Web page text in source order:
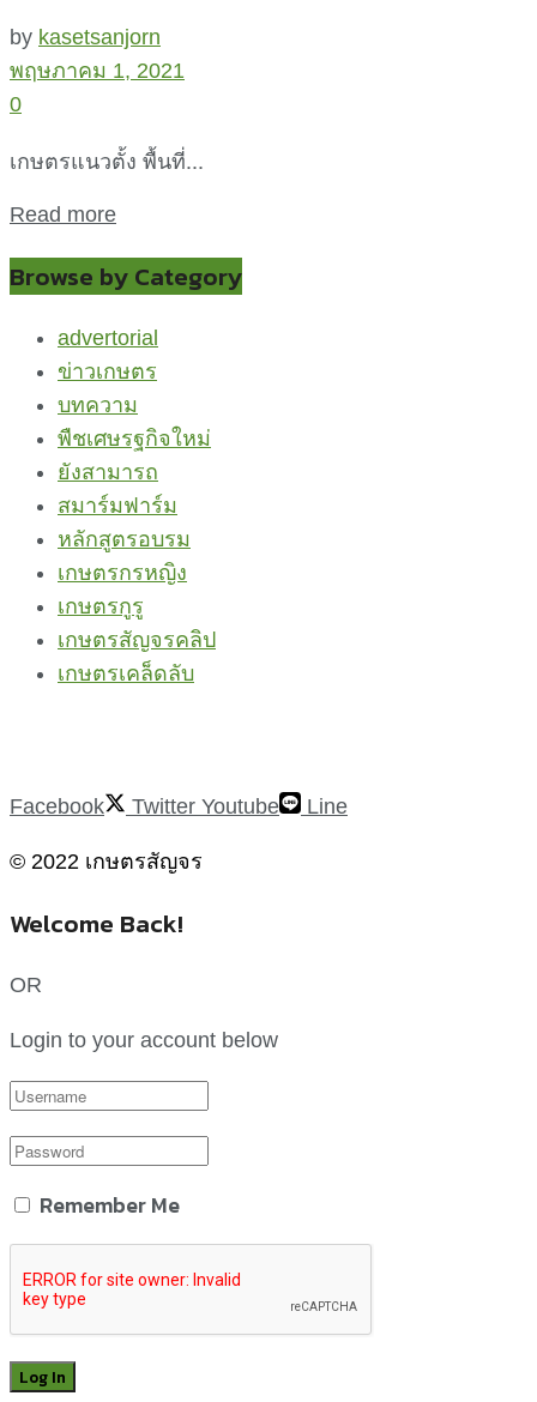
by kasetsanjorn
พฤษภาคม 1, 2021
0
เกษตรแนวตั้ง พื้นที่...
Read more
Browse by Category
advertorial
ข่าวเกษตร
บทความ
พืชเศษรฐกิจใหม่
ยังสามารถ
สมาร์มฟาร์ม
หลักสูตรอบรม
เกษตรกรหญิง
เกษตรกูรู
เกษตรสัญจรคลิป
เกษตรเคล็ดลับ
Facebook Twitter Youtube Line
© 2022 เกษตรสัญจร
Welcome Back!
OR
Login to your account below
Remember Me